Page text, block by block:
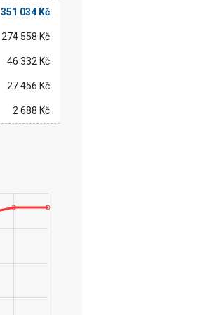
351 034 Kč
274 558 Kč
46 332 Kč
27 456 Kč
2 688 Kč